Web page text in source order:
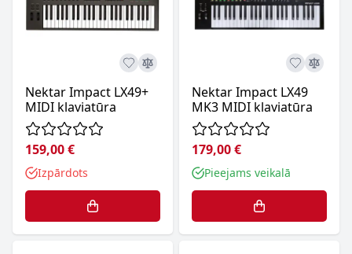
Nektar Impact LX49+
MIDI klaviatūra
159,00 €
Izpārdots
Nektar Impact LX49
MK3 MIDI klaviatūra
179,00 €
Pieejams veikalā